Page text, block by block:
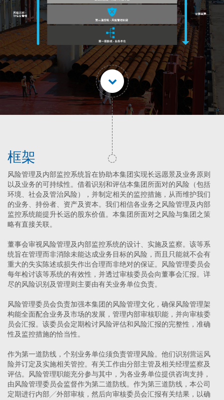
框架
风险管理及内部监控系统旨在协助本集团实现长远愿景及业务原则
以及业务的可持续性。借着识别和评估本集团所面对的风险（包括
环境、社会及管治风险），并制定相关的监控措施，从而维护我们
的业务、持份者、资产及资本。我们相信各业务之风险管理及内部
监控系统能提升长远的股东价值。本集团所面对之风险与集团之策
略有直接关联。
董事会审视风险管理及内部监控系统的设计、实施及监察。该等系
统旨在管理而非消除未能达成业务目标的风险，而且只能就不会有
重大的失实陈述或损失作出合理而非绝对的保证。风险管理委员会
每年检讨该等系统的有效性，并透过审核委员会向董事会汇报。详
尽的风险识别及管理则主要由有关业务单位负责。
风险管理委员会负责加强本集团的风险管理文化，确保风险管理架
构能全面配合业务及市场的发展，管理内部审核职能，并向审核委
员会汇报。该委员会定期检讨风险评估和风险汇报的完整性，准确
性及监控措施的恰当性。
作为第一道防线，个别业务单位须负责管理风险。他们识别营运风
险并订定及实施相关管控。有关工作由分部主管及相关经理监察及
评估。风险管理职能充分参与其中，为各业务单位提供咨询支持，
由风险管理委员会监督作为第二道防线。作为第三道防线，本公司
定期进行内部╱外部审核，然后向审核委员会汇报有关结果，以确